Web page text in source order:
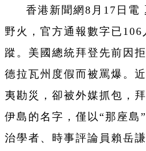
香港新聞網8月17日電
野火，官方通報數字已
蹤。美國總統拜登先前因
德拉瓦州度假而被罵爆。
夷勘災，卻被外媒抓包，
伊島的名字，僅以“那座島
治學者、時事評論員賴岳